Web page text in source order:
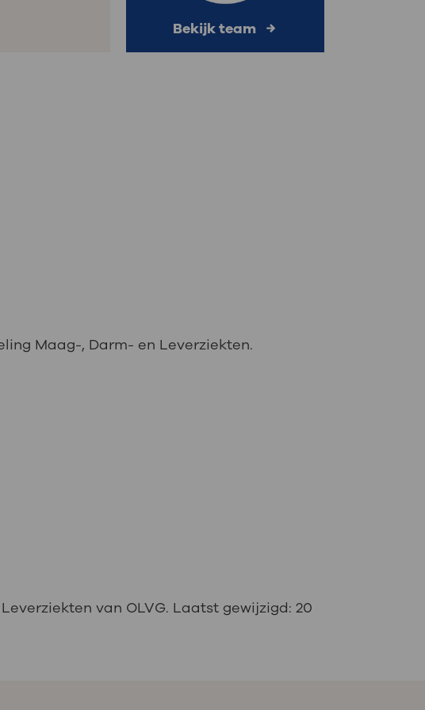
Bekijk team
Maag-, Darm- en Leverziekten.
van OLVG. Laatst gewijzigd:20